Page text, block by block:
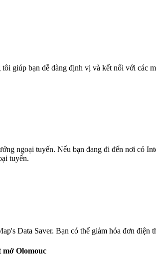
giúp bạn dễ dàng định vị và kết nối với các
ngoại tuyến. Nếu bạn đang đi đến nơi có
tuyến.
Data Saver. Bạn có thể giảm hóa đơn điện
mở Olomouc